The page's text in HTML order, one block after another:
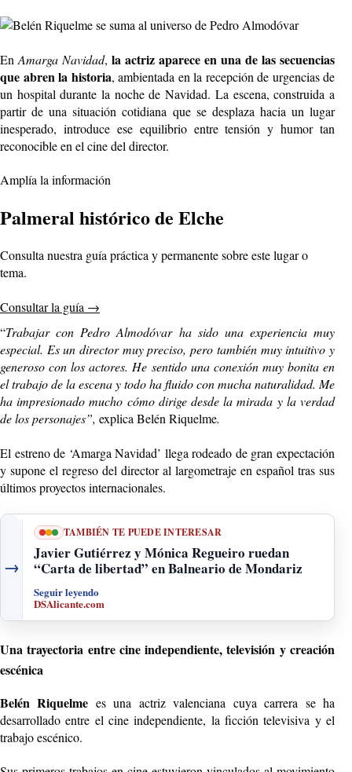
En Amarga Navidad, la actriz aparece en una de las secuencias
que abren la historia, ambientada en la recepción de urgencias de
un hospital durante la noche de Navidad. La escena, construida a
partir de una situación cotidiana que se desplaza hacia un lugar
inesperado, introduce ese equilibrio entre tensión y humor tan
reconocible en el cine del director.
Amplía la información
Palmeral histórico de Elche
Consulta nuestra guía práctica y permanente sobre este lugar o
tema.
Consultar la guía →
“Trabajar con Pedro Almodóvar ha sido una experiencia muy
especial. Es un director muy preciso, pero también muy intuitivo y
generoso con los actores. He sentido una conexión muy bonita en
el trabajo de la escena y todo ha fluido con mucha naturalidad. Me
ha impresionado mucho cómo dirige desde la mirada y la verdad
de los personajes”, explica Belén Riquelme.
El estreno de ‘Amarga Navidad’ llega rodeado de gran expectación
y supone el regreso del director al largometraje en español tras sus
últimos proyectos internacionales.
→
TAMBIÉN TE PUEDE INTERESAR
Javier Gutiérrez y Mónica Regueiro ruedan
“Carta de libertad” en Balneario de Mondariz
Seguir leyendo
DSAlicante.com
Una trayectoria entre cine independiente, televisión y creación
escénica
Belén Riquelme es una actriz valenciana cuya carrera se ha
desarrollado entre el cine independiente, la ficción televisiva y el
trabajo escénico.